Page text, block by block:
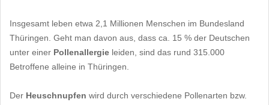
Insgesamt leben etwa 2,1 Millionen Menschen im Bundesland
Thüringen. Geht man davon aus, dass ca. 15 % der Deutschen
unter einer Pollenallergie leiden, sind das rund 315.000
Betroffene alleine in Thüringen.
Der Heuschnupfen wird durch verschiedene Pollenarten bzw.